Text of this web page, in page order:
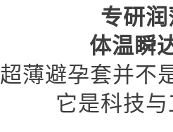
专研
体温瞬
超薄避孕套并不
它是科技